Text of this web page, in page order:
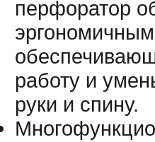
перфоратор
работу и
руки и спину.